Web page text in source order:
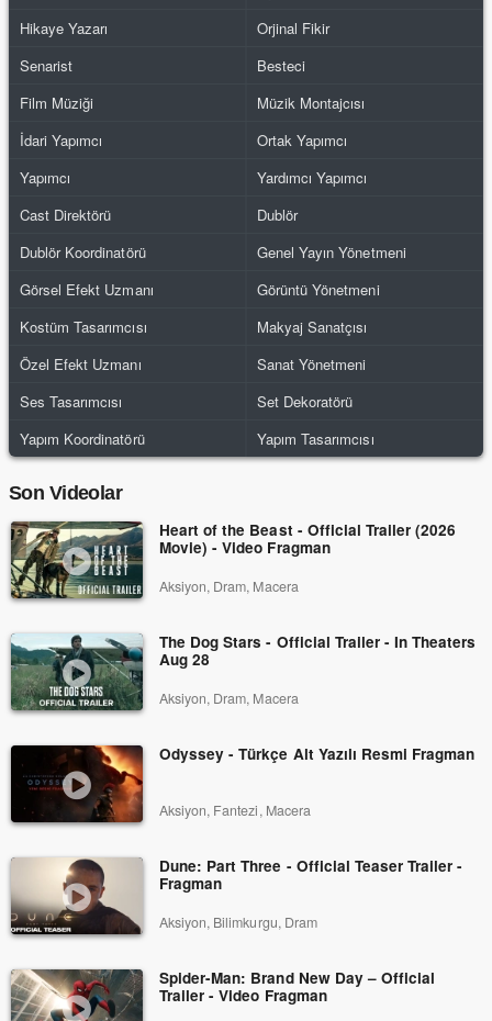
Hikaye Yazarı
Orjinal Fikir
Senarist
Besteci
Film Müziği
Müzik Montajcısı
İdari Yapımcı
Ortak Yapımcı
Yapımcı
Yardımcı Yapımcı
Cast Direktörü
Dublör
Dublör Koordinatörü
Genel Yayın Yönetmeni
Görsel Efekt Uzmanı
Görüntü Yönetmeni
Kostüm Tasarımcısı
Makyaj Sanatçısı
Özel Efekt Uzmanı
Sanat Yönetmeni
Ses Tasarımcısı
Set Dekoratörü
Yapım Koordinatörü
Yapım Tasarımcısı
Son Videolar
Heart of the Beast - Official Trailer (2026
Movie) - Video Fragman
Aksiyon, Dram, Macera
The Dog Stars - Official Trailer - In Theaters
Aug 28
Aksiyon, Dram, Macera
Odyssey - Türkçe Alt Yazılı Resmi Fragman
Aksiyon, Fantezi, Macera
Dune: Part Three - Official Teaser Trailer -
Fragman
Aksiyon, Bilimkurgu, Dram
Spider-Man: Brand New Day – Official
Trailer - Video Fragman